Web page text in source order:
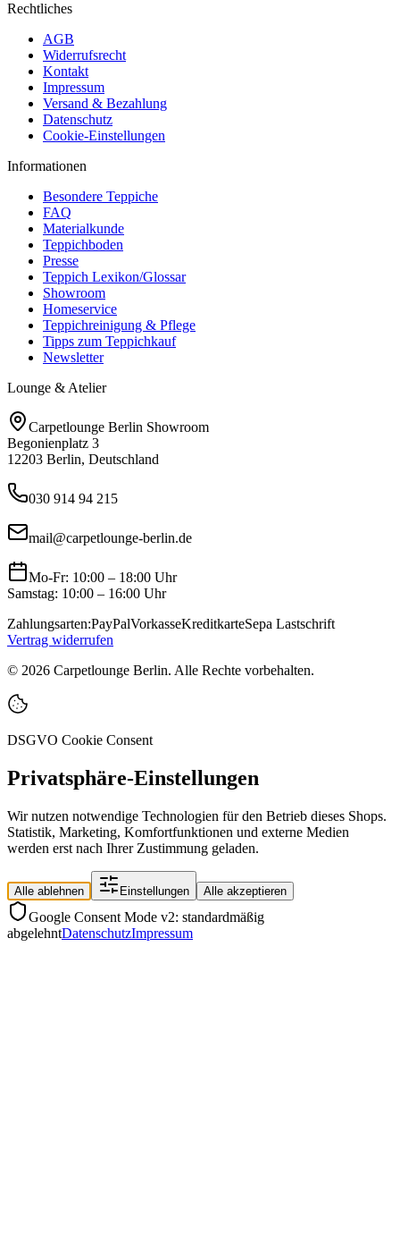
Rechtliches
AGB
Widerrufsrecht
Kontakt
Impressum
Versand & Bezahlung
Datenschutz
Cookie-Einstellungen
Informationen
Besondere Teppiche
FAQ
Materialkunde
Teppichboden
Presse
Teppich Lexikon/Glossar
Showroom
Homeservice
Teppichreinigung & Pflege
Tipps zum Teppichkauf
Newsletter
Lounge & Atelier
Carpetlounge Berlin Showroom
Begonienplatz 3
12203 Berlin, Deutschland
030 914 94 215
mail@carpetlounge-berlin.de
Mo-Fr: 10:00 – 18:00 Uhr
Samstag: 10:00 – 16:00 Uhr
Zahlungsarten:PayPalVorkasseKreditkarteSepa Lastschrift
Vertrag widerrufen
© 2026 Carpetlounge Berlin. Alle Rechte vorbehalten.
DSGVO Cookie Consent
Privatsphäre-Einstellungen
Wir nutzen notwendige Technologien für den Betrieb dieses Shops.
Statistik, Marketing, Komfortfunktionen und externe Medien
werden erst nach Ihrer Zustimmung geladen.
Alle ablehnen Einstellungen Alle akzeptieren
Google Consent Mode v2: standardmäßig
abgelehntDatenschutzImpressum